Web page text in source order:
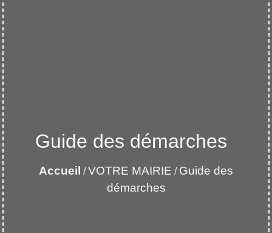
Guide des démarches
Accueil /VOTRE MAIRIE / Guide des
démarches